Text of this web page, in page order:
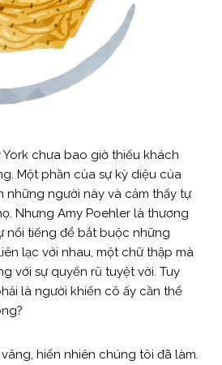
chưa bao giờ thiếu khách
Một phần của sự kỳ diệu của
những người này và cảm thấy tự
Nhưng Amy Poehler là thương
nổi tiếng để bắt buộc những
lạc với nhau, một chữ thập mà
với sự quyến rũ tuyệt vời. Tuy
là người khiến cô ấy cần thể
hiển nhiên chúng tôi đã làm.